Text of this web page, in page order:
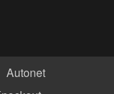
Autonet